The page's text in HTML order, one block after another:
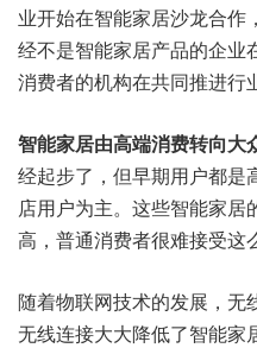
业开始在智能家居沙龙合作
经不是智能家居产品的企业
消费者的机构在共同推进行
智能家居由高端消费转向大
经起步了，但早期用户都是
店用户为主。这些智能家居
高，普通消费者很难接受这
随着物联网技术的发展，无
无线连接大大降低了智能家